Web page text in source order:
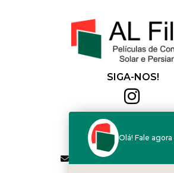
SIGA-NOS!
(11) 2564-4684
(11) 94168-2041
Olá! Fale